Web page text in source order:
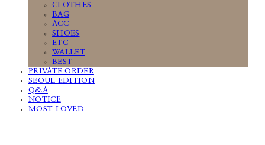
CLOTHES
BAG
ACC
SHOES
ETC
WALLET
BEST
PRIVATE ORDER
SEOUL EDITION
Q&A
NOTICE
MOST LOVED